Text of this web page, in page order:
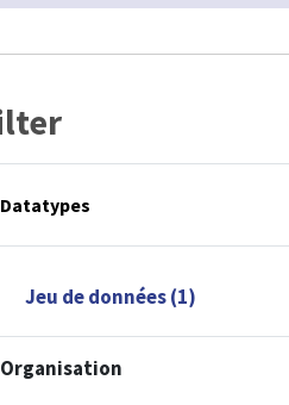
Datatypes
Jeu de données (1)
Organisation